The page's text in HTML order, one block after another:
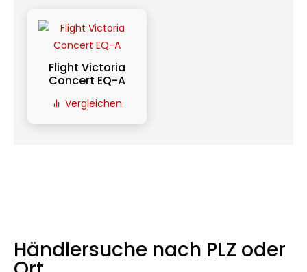
Flight Victoria
Concert EQ-A
Vergleichen
Händlersuche nach PLZ oder